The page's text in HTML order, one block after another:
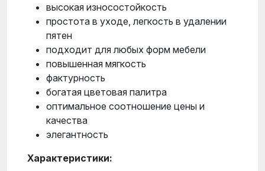
высокая износостойкость
простота в уходе, легкость в удалении
пятен
подходит для любых форм мебели
повышенная мягкость
фактурность
богатая цветовая палитра
оптимальное соотношение цены и
качества
элегантность
Характеристики: